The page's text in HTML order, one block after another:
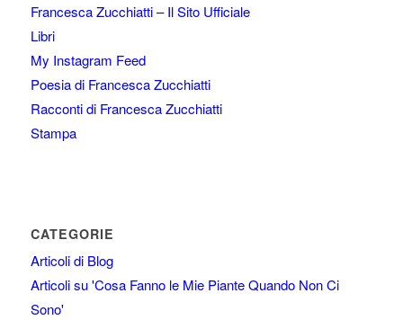
Francesca Zucchiatti – Il Sito Ufficiale
Libri
My Instagram Feed
Poesia di Francesca Zucchiatti
Racconti di Francesca Zucchiatti
Stampa
CATEGORIE
Articoli di Blog
Articoli su 'Cosa Fanno le Mie Piante Quando Non Ci
Sono'